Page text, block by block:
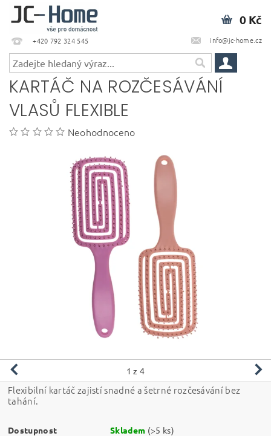
+420 792 324 545 info@jc-home.cz
0 Kč
KARTÁČ NA ROZČESÁVÁNÍ
VLASŮ FLEXIBLE
Neohodnoceno
1 z 4
Flexibilní kartáč zajistí snadné a šetrné rozčesávání bez
tahání.
Dostupnost Skladem (>5 ks)